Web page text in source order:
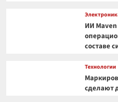
ИИ
составе
Технологии
сделают